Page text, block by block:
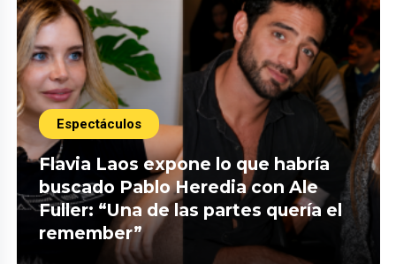
Espectáculos
Flavia Laos expone lo que habría
buscado Pablo Heredia con Ale
Fuller: “Una de las partes quería el
remember”